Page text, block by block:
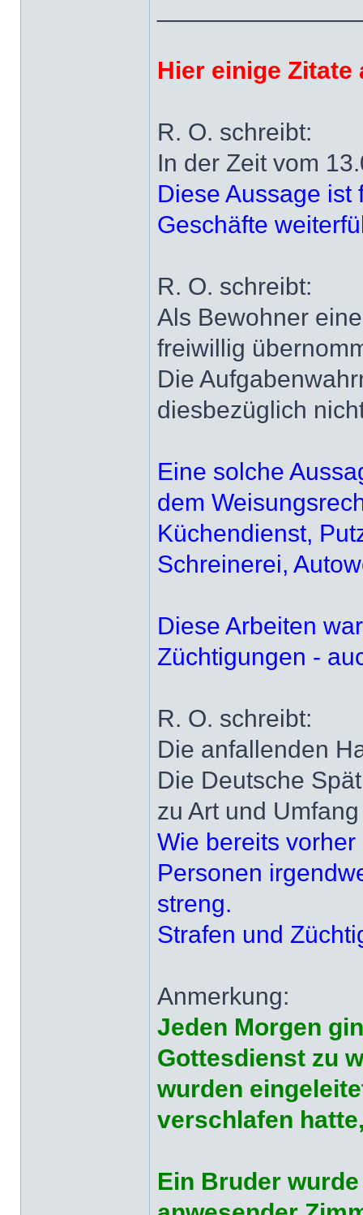
Hier einige
R. O. schreibt:
In der Zeit vom
Diese Aussage
Geschäfte
R. O. schreibt:
Als Bewohner
freiwillig
Die
diesbezüglich
Eine solche
dem
Küchendienst,
Schreinerei,
Diese Arbeiten
Züchtigungen -
R. O. schreibt:
Die anfallenden
Die Deutsche
zu Art und
Wie bereits
Personen
streng.
Strafen und
Anmerkung:
Jeden Morgen
Gottesdienst zu
wurden
verschlafen
Ein Bruder